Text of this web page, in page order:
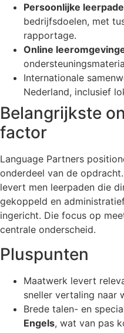
Persoonlijke
bedrijfsdoelen, met
rapportage.
Online
Internationale
Nederland, inclusief
Belangrijkste
factor
Language Partners
onderdeel van de
levert men leerpaden die
gekoppeld en
ingericht. Die focus op
centrale onderscheid.
Pluspunten
Maatwerk levert
sneller vertaling naar
Brede talen- en
Engels, wat van pas